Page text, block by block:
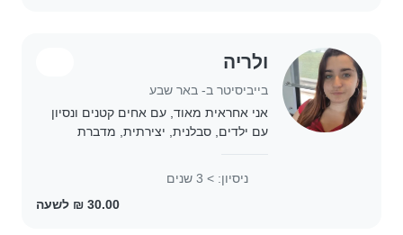
ולריה
בייביסיטר ב- באר שבע
אני אחראית מאוד, עם אחים קטנים ונסיון
עם ילדים, סבלנית, יצירתית, מדברת
הצהריים וערב, גרה בבאר שבע וזמינה רק
ניסיון: > 3 שנים